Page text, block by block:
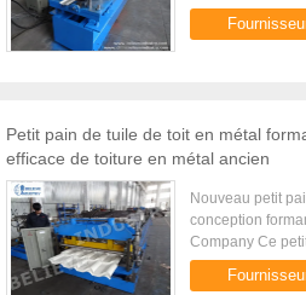
rouleau. Les
decoiling, guider...
Petit pain de tuile de toit en métal
efficace de toiture en métal ancien
Nouveau petit
conception
Company Ce
formant la
en métal en ...